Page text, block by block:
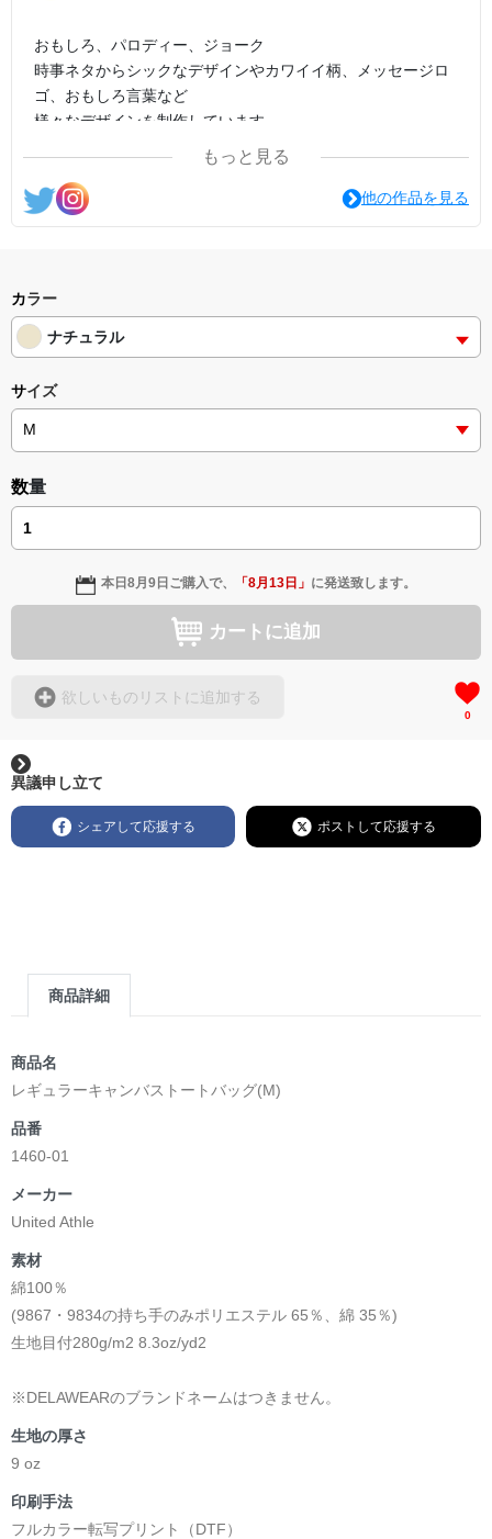
おもしろ、パロディー、ジョーク
時事ネタからシックなデザインやカワイイ柄、メッセージロ
ゴ、おもしろ言葉など
様々なデザインを制作しています。
もっと見る
他の作品を見る
カラー
ナチュラル
サイズ
数量
本日8月9日 ご購入で、 「8月13日 」 に発送致します。
カートに追加
欲しいものリストに追加する
0
異議申し立て
シェアして応援する ポストして応援する
商品詳細
商品名
レギュラーキャンバストートバッグ(M)
品番
1460-01
メーカー
United Athle
素材
綿100％
(9867・9834の持ち手のみポリエステル 65％、綿 35％)
生地目付280g/m2 8.3oz/yd2
※DELAWEARのブランドネームはつきません。
生地の厚さ
9 oz
印刷手法
フルカラー転写プリント（DTF）